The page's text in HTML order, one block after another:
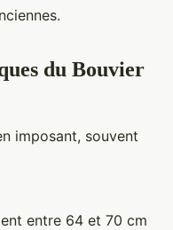
du Bouvier
imposant, souvent
entre 64 et 70 cm